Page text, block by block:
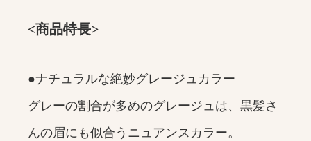
<商品特長>
●ナチュラルな絶妙グレージュカラー
グレーの割合が多めのグレージュは、黒髪さ
んの眉にも似合うニュアンスカラー。